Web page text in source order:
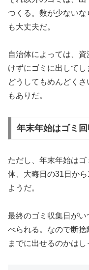
つくる。数が少ない
も大丈夫だ。
自治体によっては、
けずにゴミに出してし
どうしてもめんどく
もありだ。
年末年始はゴミ
ただし、年末年始は
体、大晦日の31日か
ようだ。
最終のゴミ収集日が
べられる。なので断
までに出せるのかはし